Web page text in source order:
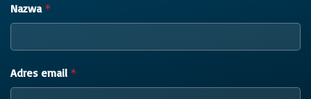
Nazwa *
Adres email *